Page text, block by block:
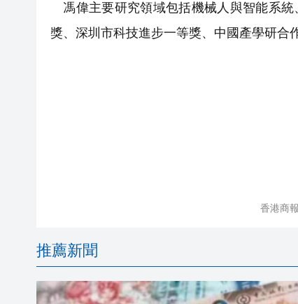
馮偉主要研究領域包括機械人與智能系
獎、深圳市科技進步一等獎、中國產學研合
香港商
推薦新聞